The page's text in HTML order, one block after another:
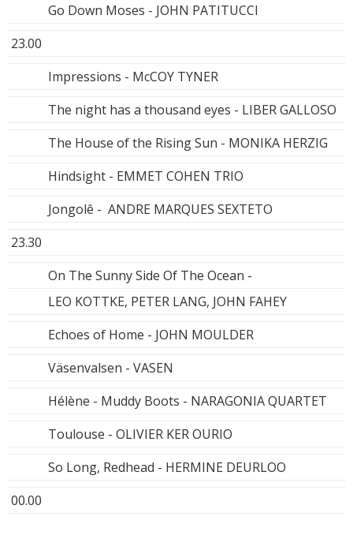
Go Down Moses - JOHN PATITUCCI
23.00
Impressions - McCOY TYNER
The night has a thousand eyes - LIBER GALLOSO
The House of the Rising Sun - MONIKA HERZIG
Hindsight - EMMET COHEN TRIO
Jongolê - ANDRE MARQUES SEXTETO
23.30
On The Sunny Side Of The Ocean -
LEO KOTTKE, PETER LANG, JOHN FAHEY
Echoes of Home - JOHN MOULDER
Väsenvalsen - VASEN
Hélène - Muddy Boots - NARAGONIA QUARTET
Toulouse - OLIVIER KER OURIO
So Long, Redhead - HERMINE DEURLOO
00.00